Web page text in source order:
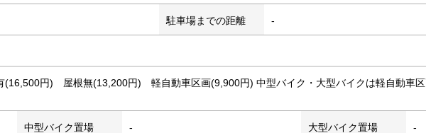
駐車場までの距離 -
(16,500円) 屋根無(13,200円) 軽自動車区画(9,900円) 中型バイク・大型バイクは軽自動車区
中型バイク置場 - 大型バイク置場 -